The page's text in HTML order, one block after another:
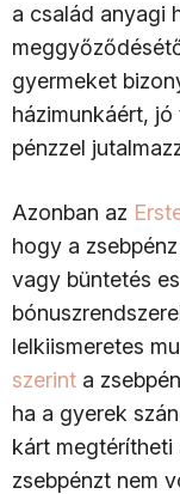
a család anyagi
gyermeket
házimunkáért,
pénzzel
Azonban az
hogy a
vagy büntetés
lelkiismeretes
szerint a
ha a gyerek
kárt megtérítheti
zsebpénzt nem